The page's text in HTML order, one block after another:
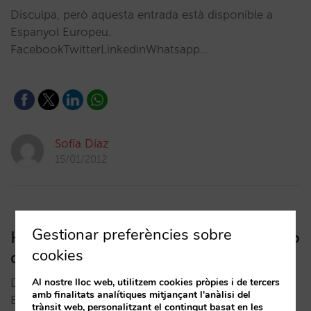
Disculpa, però aquesta entrada està disponible a
Espanyol Europeu.
FacebookTwitterLinkedinWhatsapp…
Sofía Díaz
15/01/2012
Hoteles y Redes sociales: el comienzo
de una gran amistad
Disculpa, però aquesta entrada està disponible a
Espanyol Europeu.
Gestionar preferències sobre
cookies
Al nostre lloc web, utilitzem cookies pròpies i de tercers
amb finalitats analítiques mitjançant l'anàlisi del
trànsit web, personalitzant el contingut basat en les